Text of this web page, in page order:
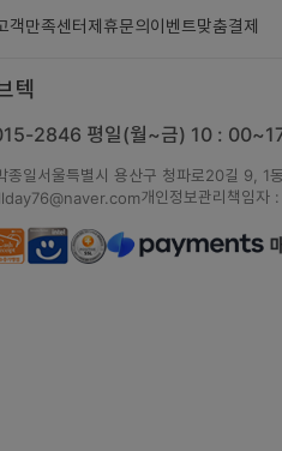
객만족센터제휴문의이벤트맞춤결제
텍
2846 평일(월~금) 10 :
종일서울특별시 용산구 청파로20길 9, 1
개인정보관리책임자